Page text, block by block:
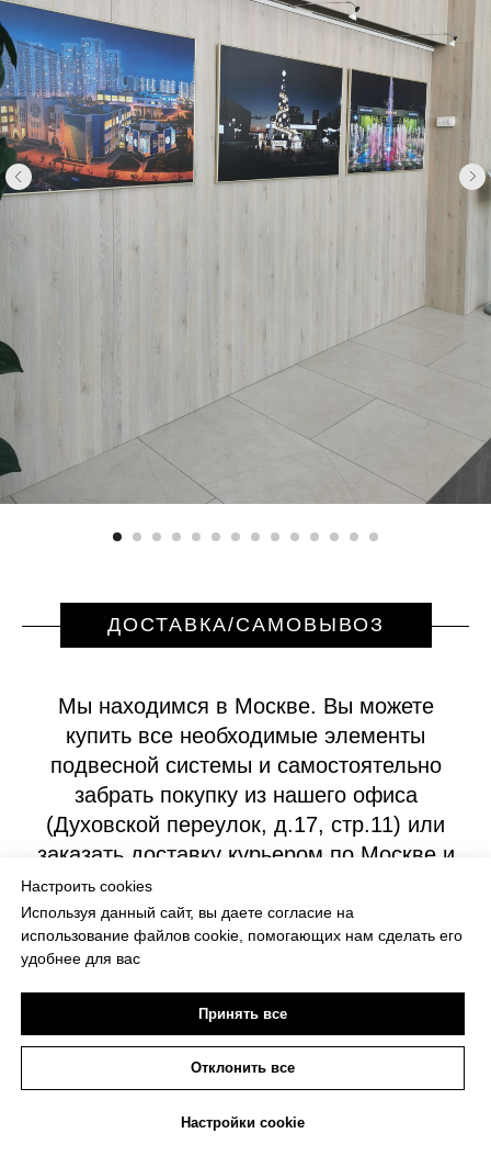
ДОСТАВКА/САМОВЫВОЗ
Мы находимся в Москве. Вы можете
купить все необходимые элементы
подвесной системы и самостоятельно
забрать покупку из нашего офиса
(Духовской переулок, д.17, стр.11) или
заказать доставку курьером по Москве и
Московской области. Также доступна
доставка транспортными компаниями по
всей России
КОНТАКТЫ
Настроить cookies
Используя данный сайт, вы даете согласие на
использование файлов cookie, помогающих нам сделать его
удобнее для вас
Принять все
Отклонить все
Настройки cookie